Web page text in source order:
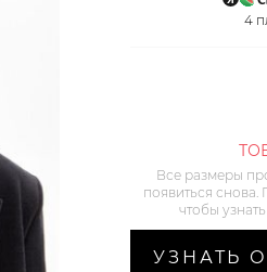
4
Все размеры
появиться
чтобы
УЗНАТЬ